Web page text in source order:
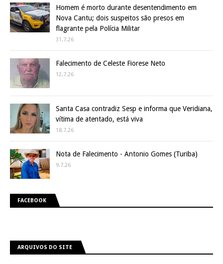
Homem é morto durante desentendimento em
Nova Cantu; dois suspeitos são presos em
flagrante pela Polícia Militar
31.7.26
Falecimento de Celeste Fiorese Neto
12.7.26
Santa Casa contradiz Sesp e informa que Veridiana,
vítima de atentado, está viva
18.7.26
Nota de Falecimento - Antonio Gomes (Turiba)
9.7.26
FACEBOOK
ARQUIVOS DO SITE